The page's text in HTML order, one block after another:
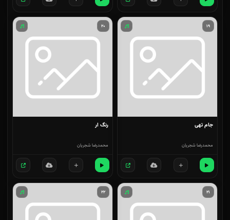
۱۹
جام تهی
محمدرضا شجریان
۲۰
رنگ ار
محمدرضا شجریان
۲۱ ۲۲